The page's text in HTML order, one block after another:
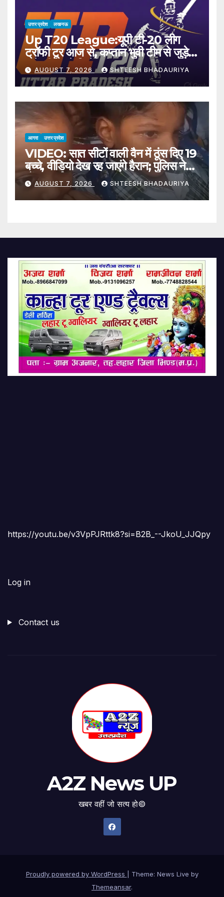
उत्तर प्रदेश लखनऊ
Up T20 League:यूपी टी-20 लीग
ट्रॉफी टूर आज से, कप्तान भुवी टीम से जुड़े,
कमेंट्री करते दिखेंगे पीयूष चावला – Up
T20 League Trophy Tour
Begins Today; Captain
Bhuvneshwar Kumar Joins
The Team
AUGUST 7, 2026 SHTEESH BHADAURIYA
आगरा उत्तर प्रदेश
VIDEO: सात सीटों वाली वैन में ठूंस दिए 19
बच्चे, वीडियो देख रह जाएंगे हैरान; पुलिस ने
ठोंका जुर्माना
AUGUST 7, 2026 SHTEESH BHADAURIYA
https://youtu.be/v3VpPJRttk8?si=B2B_--JkoU_JJQpy
Log in
Contact us
A2Z News UP
खबर वहीं जो सत्य हो©
Proudly powered by WordPress
Theme: News Live by
Themeansar.